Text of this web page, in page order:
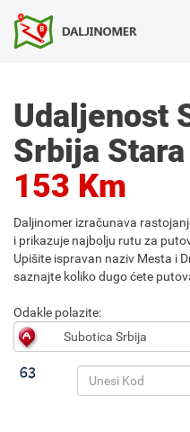
Udaljenost
Srbija
153 Km
Daljinomer izračunava
i prikazuje najbolju rutu za
Upišite ispravan naziv Mesta i
saznajte koliko dugo ćete
Odakle polazite: